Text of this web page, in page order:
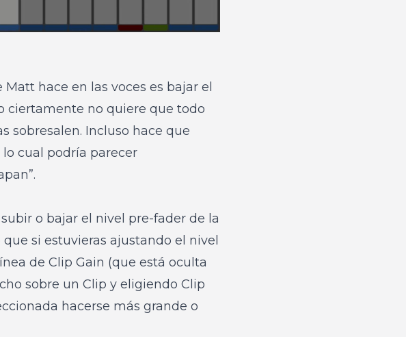
hace en las voces es bajar el
ciertamente no quiere que todo
sobresalen. Incluso hace que
cual podría parecer
o bajar el nivel pre-fader de la
si estuvieras ajustando el nivel
de Clip Gain (que está oculta
sobre un Clip y eligiendo Clip
hacerse más grande o